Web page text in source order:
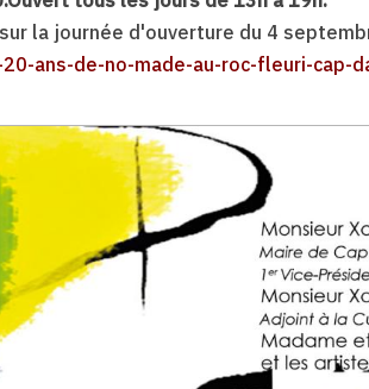
la journée d'ouverture du 4
ans-de-no-made-au-roc-fleuri-cap-